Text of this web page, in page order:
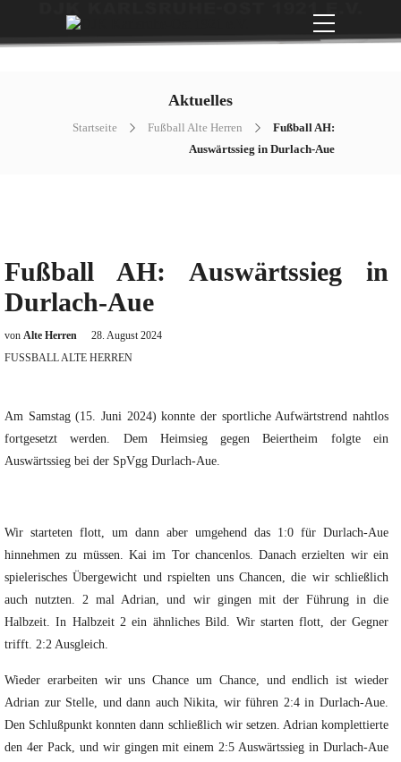
Aktuelles
Startseite Fußball Alte Herren
Fußball AH:
Auswärtssieg in Durlach-Aue
Fußball AH: Auswärtssieg in
Durlach-Aue
von Alte Herren
28. August 2024
FUSSBALL ALTE HERREN
Am Samstag (15. Juni 2024) konnte der sportliche Aufwärtstrend nahtlos
fortgesetzt werden. Dem Heimsieg gegen Beiertheim folgte ein
Auswärtssieg bei der SpVgg Durlach-Aue.
Wir starteten flott, um dann aber umgehend das 1:0 für Durlach-Aue
hinnehmen zu müssen. Kai im Tor chancenlos. Danach erzielten wir ein
spielerisches Übergewicht und rspielten uns Chancen, die wir schließlich
auch nutzten. 2 mal Adrian, und wir gingen mit der Führung in die
Halbzeit. In Halbzeit 2 ein ähnliches Bild. Wir starten flott, der Gegner
trifft. 2:2 Ausgleich.
Wieder erarbeiten wir uns Chance um Chance, und endlich ist wieder
Adrian zur Stelle, und dann auch Nikita, wir führen 2:4 in Durlach-Aue.
Den Schlußpunkt konnten dann schließlich wir setzen. Adrian komplettierte
den 4er Pack, und wir gingen mit einem 2:5 Auswärtssieg in Durlach-Aue